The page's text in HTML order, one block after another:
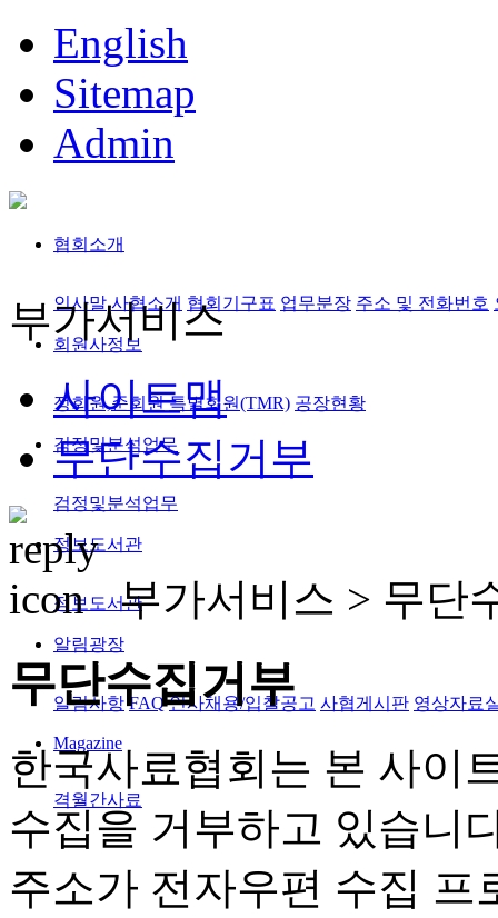
English
Sitemap
Admin
협회소개
인사말 사협소개 협회기구표 업무분장 주소 및 전화번호
회원사정보
정회원,준회원 특별회원(TMR) 공장현황
검정및분석업무
검정및분석업무
정보도서관
정보도서관
알림광장
알림사항 FAQ 인사채용/입찰공고 사협게시판 영상자료
Magazine
격월간사료
부가서비스
사이트맵
무단수집거부
부가서비스 > 무단
무단수집거부
한국사료협회는 본 사이
수집을 거부하고 있습니
주소가 전자우편 수집 프